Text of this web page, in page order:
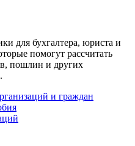
для бухгалтера, юриста и
помогут рассчитать
пошлин и других
и граждан